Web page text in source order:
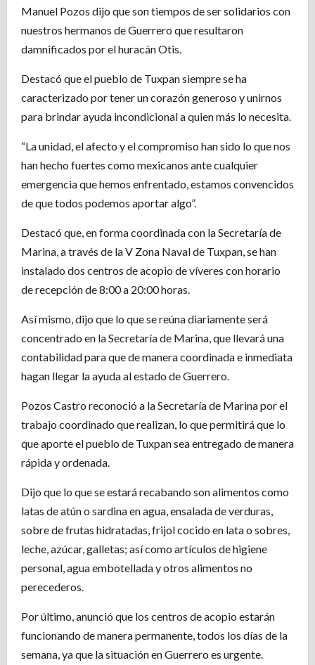
Manuel Pozos dijo que son tiempos de ser solidarios con
nuestros hermanos de Guerrero que resultaron
damnificados por el huracán Otis.
Destacó que el pueblo de Tuxpan siempre se ha
caracterizado por tener un corazón generoso y unirnos
para brindar ayuda incondicional a quien más lo necesita.
“La unidad, el afecto y el compromiso han sido lo que nos
han hecho fuertes como mexicanos ante cualquier
emergencia que hemos enfrentado, estamos convencidos
de que todos podemos aportar algo”.
Destacó que, en forma coordinada con la Secretaría de
Marina, a través de la V Zona Naval de Tuxpan, se han
instalado dos centros de acopio de víveres con horario
de recepción de 8:00 a 20:00 horas.
Así mismo, dijo que lo que se reúna diariamente será
concentrado en la Secretaría de Marina, que llevará una
contabilidad para que de manera coordinada e inmediata
hagan llegar la ayuda al estado de Guerrero.
Pozos Castro reconoció a la Secretaría de Marina por el
trabajo coordinado que realizan, lo que permitirá que lo
que aporte el pueblo de Tuxpan sea entregado de manera
rápida y ordenada.
Dijo que lo que se estará recabando son alimentos como
latas de atún o sardina en agua, ensalada de verduras,
sobre de frutas hidratadas, frijol cocido en lata o sobres,
leche, azúcar, galletas; así como artículos de higiene
personal, agua embotellada y otros alimentos no
perecederos.
Por último, anunció que los centros de acopio estarán
funcionando de manera permanente, todos los días de la
semana, ya que la situación en Guerrero es urgente.